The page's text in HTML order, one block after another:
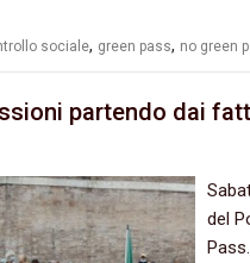
sociale, green pass, no green
partendo dai
del